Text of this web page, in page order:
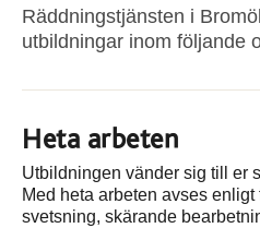
Räddningstjänsten i
utbildningar inom följande
Heta arbeten
Utbildningen vänder sig till er
Med heta arbeten avses
svetsning, skärande